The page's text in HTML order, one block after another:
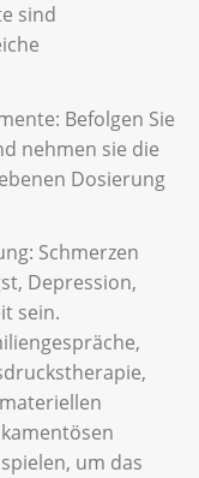
sind
Befolgen Sie
nehmen sie die
Dosierung
Schmerzen
Depression,
sein.
um das